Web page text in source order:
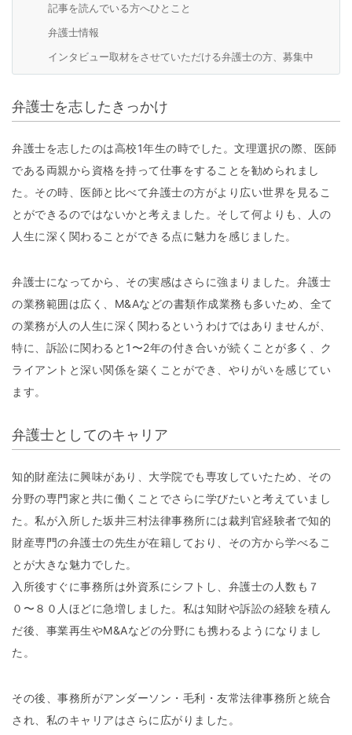
記事を読んでいる方へひとこと
弁護士情報
インタビュー取材をさせていただける弁護士の方、募集中
弁護士を志したきっかけ
弁護士を志したのは高校1年生の時でした。文理選択の際、医師
である両親から資格を持って仕事をすることを勧められまし
た。その時、医師と比べて弁護士の方がより広い世界を見るこ
とができるのではないかと考えました。そして何よりも、人の
人生に深く関わることができる点に魅力を感じました。
弁護士になってから、その実感はさらに強まりました。弁護士
の業務範囲は広く、M&Aなどの書類作成業務も多いため、全て
の業務が人の人生に深く関わるというわけではありませんが、
特に、訴訟に関わると1〜2年の付き合いが続くことが多く、ク
ライアントと深い関係を築くことができ、やりがいを感じてい
ます。
弁護士としてのキャリア
知的財産法に興味があり、大学院でも専攻していたため、その
分野の専門家と共に働くことでさらに学びたいと考えていまし
た。私が入所した坂井三村法律事務所には裁判官経験者で知的
財産専門の弁護士の先生が在籍しており、その方から学べるこ
とが大きな魅力でした。
入所後すぐに事務所は外資系にシフトし、弁護士の人数も７
０〜８０人ほどに急増しました。私は知財や訴訟の経験を積ん
だ後、事業再生やM&Aなどの分野にも携わるようになりまし
た。
その後、事務所がアンダーソン・毛利・友常法律事務所と統合
され、私のキャリアはさらに広がりました。